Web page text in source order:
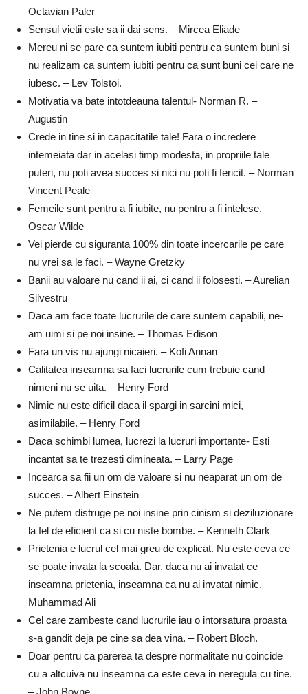
Octavian Paler
Sensul vietii este sa ii dai sens. – Mircea Eliade
Mereu ni se pare ca suntem iubiti pentru ca suntem buni si
nu realizam ca suntem iubiti pentru ca sunt buni cei care ne
iubesc. – Lev Tolstoi.
Motivatia va bate intotdeauna talentul- Norman R. –
Augustin
Crede in tine si in capacitatile tale! Fara o incredere
intemeiata dar in acelasi timp modesta, in propriile tale
puteri, nu poti avea succes si nici nu poti fi fericit. – Norman
Vincent Peale
Femeile sunt pentru a fi iubite, nu pentru a fi intelese. –
Oscar Wilde
Vei pierde cu siguranta 100% din toate incercarile pe care
nu vrei sa le faci. – Wayne Gretzky
Banii au valoare nu cand ii ai, ci cand ii folosesti. – Aurelian
Silvestru
Daca am face toate lucrurile de care suntem capabili, ne-
am uimi si pe noi insine. – Thomas Edison
Fara un vis nu ajungi nicaieri. – Kofi Annan
Calitatea inseamna sa faci lucrurile cum trebuie cand
nimeni nu se uita. – Henry Ford
Nimic nu este dificil daca il spargi in sarcini mici,
asimilabile. – Henry Ford
Daca schimbi lumea, lucrezi la lucruri importante- Esti
incantat sa te trezesti dimineata. – Larry Page
Incearca sa fii un om de valoare si nu neaparat un om de
succes. – Albert Einstein
Ne putem distruge pe noi insine prin cinism si deziluzionare
la fel de eficient ca si cu niste bombe. – Kenneth Clark
Prietenia e lucrul cel mai greu de explicat. Nu este ceva ce
se poate invata la scoala. Dar, daca nu ai invatat ce
inseamna prietenia, inseamna ca nu ai invatat nimic. –
Muhammad Ali
Cel care zambeste cand lucrurile iau o intorsatura proasta
s-a gandit deja pe cine sa dea vina. – Robert Bloch.
Doar pentru ca parerea ta despre normalitate nu coincide
cu a altcuiva nu inseamna ca este ceva in neregula cu tine.
– John Boyne